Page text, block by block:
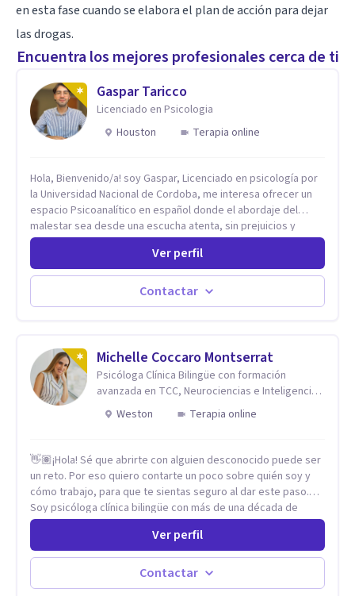
en esta fase cuando se elabora el plan de acción para dejar
las drogas.
Encuentra los mejores profesionales cerca de ti
Gaspar Taricco
Licenciado en Psicologia
Houston
Terapia online
Hola, Bienvenido/a! soy Gaspar, Licenciado en psicología por
la Universidad Nacional de Cordoba, me interesa ofrecer un
espacio Psicoanalítico en español donde el abordaje del
malestar sea desde una escucha atenta, sin prejuicios y
rescatando lo singular de cada caso, sin caer en etiquetas.
Considero que todas las personas en algún momento pueden
sufrir y cada una por cuestiones particulares, es en mi
espacio donde se le dará un lugar a esas cuestiones
singulares de cada uno, para luego generar cambios. Soy una
investigo. Siempre en la búsqueda de ser un mejor
profesional.
Ver perfil
Contactar
Michelle Coccaro Montserrat
Psicóloga Clínica Bilingüe con formación
avanzada en TCC, Neurociencias e Inteligencia
Emocional.
Weston Terapia online
👋🏽¡Hola! Sé que abrirte con alguien desconocido puede ser
un reto. Por eso quiero contarte un poco sobre quién soy y
cómo trabajo, para que te sientas seguro al dar este paso.
Soy psicóloga clínica bilingüe con más de una década de
experiencia. He dictado conferencias, escrito artículos y
ejercido como profesora universitaria. Un dato curioso: he
vivido en varios países y conozco de primera mano lo que
significa ser migrante, adaptarse a los cambios y empezar de
nuevo.
Ver perfil
Contactar